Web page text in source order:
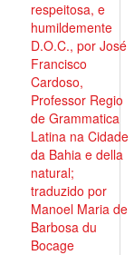
respeitosa, e
humildemente
D.O.C., por José
Francisco
Cardoso,
Professor Regio
de Grammatica
Latina na Cidade
da Bahia e della
natural;
traduzido por
Manoel Maria de
Barbosa du
Bocage